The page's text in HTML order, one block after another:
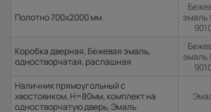
Полотно 700x2000 мм.
эмаль
Коробка дверная, Бежевая эмаль,
одностворчатая, распашная
эмаль
Наличник прямоугольный с
хвостовиком, H=80мм, комплект на
одностворчатую дверь, Эмаль